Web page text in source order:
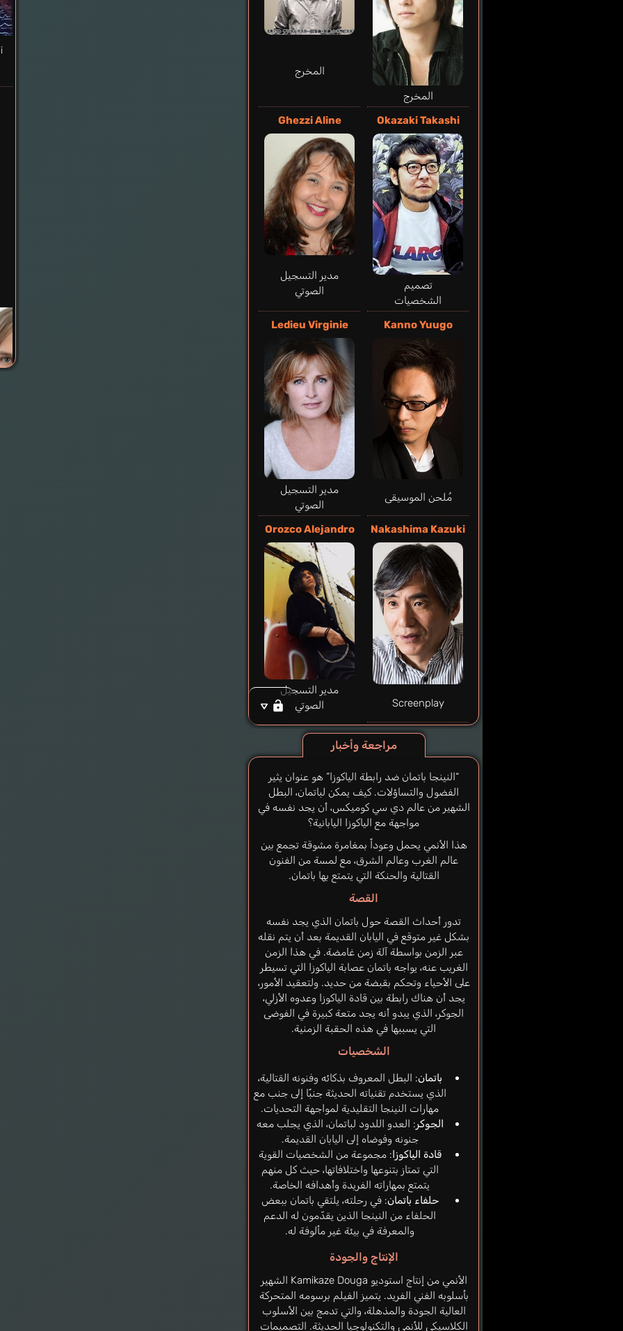
المخرج
المخرج
Okazaki Takashi
تصميم
الشخصيات
Ghezzi Aline
مدير التسجيل
الصوتي
Kanno Yuugo
مُلحن الموسيقى
Ledieu Virginie
مدير التسجيل
الصوتي
Nakashima Kazuki
Screenplay
Orozco Alejandro
مدير التسجيل
الصوتي
مراجعة وأخبار
“النينجا باتمان ضد رابطة الياكوزا” هو عنوان يثير
الفضول والتساؤلات. كيف يمكن لباتمان، البطل
الشهير من عالم دي سي كوميكس، أن يجد نفسه في
مواجهة مع الياكوزا اليابانية؟
هذا الأنمي يحمل وعوداً بمغامرة مشوقة تجمع بين
عالم الغرب وعالم الشرق، مع لمسة من الفنون
القتالية والحنكة التي يتمتع بها باتمان.
القصة
تدور أحداث القصة حول باتمان الذي يجد نفسه
بشكل غير متوقع في اليابان القديمة بعد أن يتم نقله
عبر الزمن بواسطة آلة زمن غامضة. في هذا الزمن
الغريب عنه، يواجه باتمان عصابة الياكوزا التي تسيطر
على الأحياء وتحكم بقبضة من حديد. ولتعقيد الأمور،
يجد أن هناك رابطة بين قادة الياكوزا وعدوه الأزلي،
الجوكر، الذي يبدو أنه يجد متعة كبيرة في الفوضى
التي يسببها في هذه الحقبة الزمنية.
الشخصيات
باتمان: البطل المعروف بذكائه وفنونه القتالية،
الذي يستخدم تقنياته الحديثة جنبًا إلى جنب مع
مهارات النينجا التقليدية لمواجهة التحديات.
الجوكر: العدو اللدود لباتمان، الذي يجلب معه
جنونه وفوضاه إلى اليابان القديمة.
قادة الياكوزا: مجموعة من الشخصيات القوية
التي تمتاز بتنوعها واختلافاتها، حيث كل منهم
يتمتع بمهاراته الفريدة وأهدافه الخاصة.
حلفاء باتمان: في رحلته، يلتقي باتمان ببعض
الحلفاء من النينجا الذين يقدّمون له الدعم
والمعرفة في بيئة غير مألوفة له.
الإنتاج والجودة
الأنمي من إنتاج استوديو Kamikaze Douga الشهير
بأسلوبه الفني الفريد. يتميز الفيلم برسومه المتحركة
العالية الجودة والمذهلة، والتي تدمج بين الأسلوب
الكلاسيكي للأنمي والتكنولوجيا الحديثة. التصميمات